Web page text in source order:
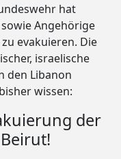
hat
Angehörige
evakuieren. Die
israelische
den Libanon
wissen:
der